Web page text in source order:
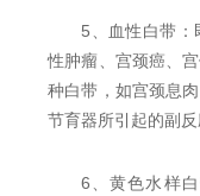
5、血性白带：
性肿瘤、宫颈癌、
种白带，如宫颈息
节育器所引起的副反
6、黄色水样